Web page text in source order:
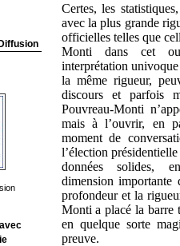
Certes, les
avec la plus grande
officielles telles que
Monti dans cet
interprétation univoque
la même rigueur,
discours et parfois
Pouvreau-Monti
mais à l’ouvrir, en
moment de
l’élection
données solides,
dimension
profondeur et la
Monti a placé la barre
en quelque sorte
preuve.